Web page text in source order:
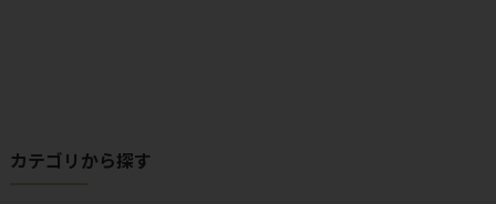
カテゴリから探す